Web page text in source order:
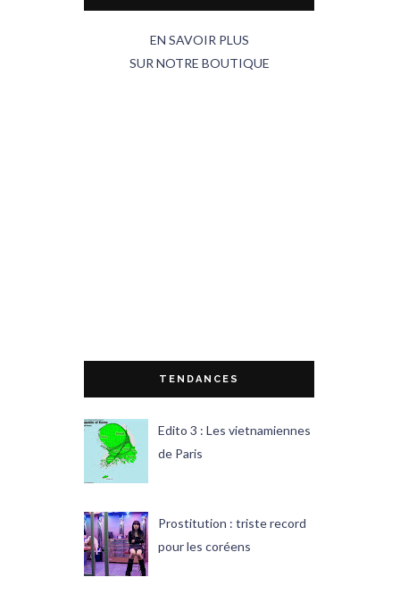
EN SAVOIR PLUS
SUR NOTRE BOUTIQUE
TENDANCES
Edito 3 : Les vietnamiennes
de Paris
Prostitution : triste record
pour les coréens